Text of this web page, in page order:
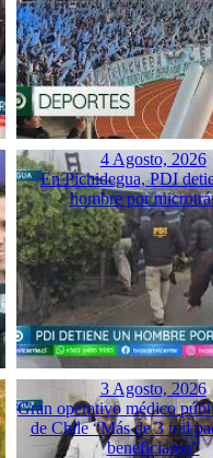
4 Agosto, 2026
En Pichidegua, PDI
hombre por
3 Agosto, 2026
Gran operativo médico
de Chile “Más de 3 mil
beneficiaron”